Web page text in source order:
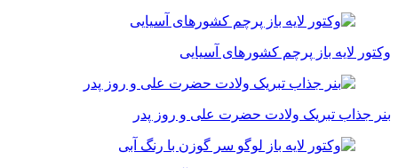
وکتور لایه باز پرچم کشورهای آسیایی
بنر جذاب تبریک ولادت حضرت علی و روز پدر